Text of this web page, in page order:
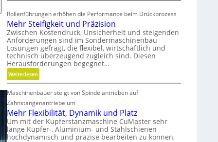
w
i
n
d
e
t
r
i
e
b
u
n
d
H
u
a
r
e
A
r
m
a
t
u
r
e
Rollenführungen erhöhen die Performance beim Drückprozess
Mehr Steifigkeit und Präzision
Zwischen Kostendruck, Unsicherheit und steigenden
Anforderungen sind im Sondermaschinenbau
Lösungen gefragt, die flexibel, wirtschaftlich und
technisch überzeugend zugleich sind. Diesen
Herausforderungen begegnet…
Weiterlesen:
M
e
h
r
S
t
e
Maschinenbauer steigt von Spindelantrieben auf
Zahnstangenantriebe um
Mehr Flexibilität, Dynamik und Platz
Um mit der Kupferstanzmaschine CuMaster sehr
lange Kupfer-, Aluminium- und Stahlschienen
hochdynamisch und präzise bearbeiten zu können,